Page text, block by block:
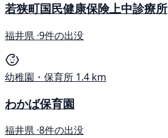
若狭町国民健康保険上中診療所
福井県 ·9件の出没
幼稚園・保育所 1.4 km
わかば保育園
福井県 ·8件の出没